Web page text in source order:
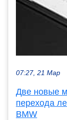
07:27, 21 Мар
Две новые
перехода
BMW